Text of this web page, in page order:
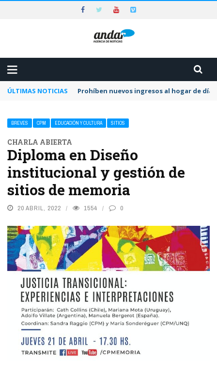
ÚLTIMAS NOTICIAS Prohíben nuevos ingresos al hogar de día
BREVES CPM EDUCACIÓN Y CULTURA SITIOS
CHARLA ABIERTA
Diploma en Diseño
institucional y gestión de
sitios de memoria
20 ABRIL, 2022 1554 0